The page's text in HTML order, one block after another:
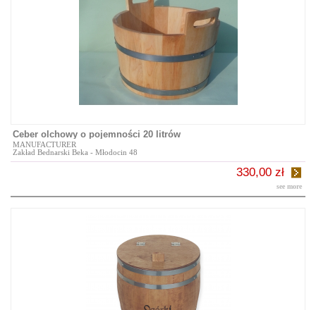
Ceber olchowy o pojemności 20 litrów
MANUFACTURER
Zakład Bednarski Beka - Młodocin 48
330,00 zł
see more